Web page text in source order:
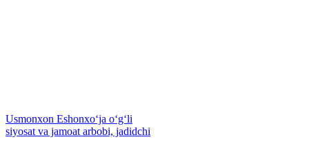
Usmonxon Eshonxoʻja oʻgʻli
siyosat va jamoat arbobi, jadidchi